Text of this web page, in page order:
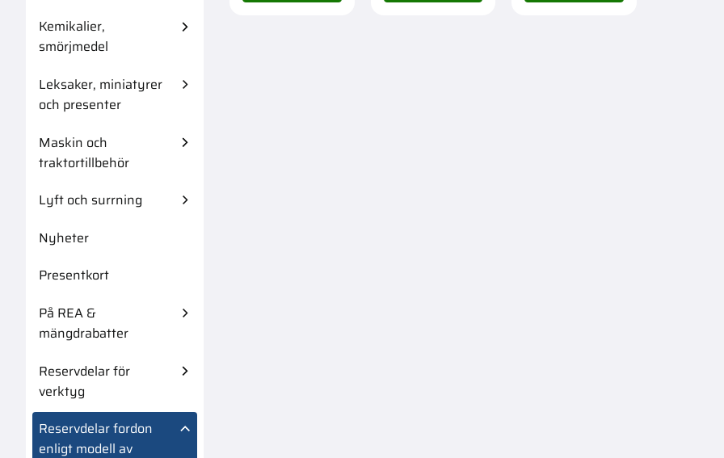
Kemikalier,
smörjmedel
Leksaker, miniatyrer
och presenter
Maskin och
traktortillbehör
Lyft och surrning
Nyheter
Presentkort
På REA &
mängdrabatter
Reservdelar för
verktyg
Reservdelar fordon
enligt modell av